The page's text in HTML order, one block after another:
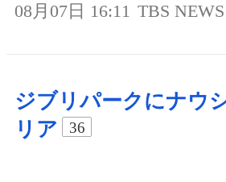
08月07日 16:11 TBS
ジブリパークにナウ
リア
36